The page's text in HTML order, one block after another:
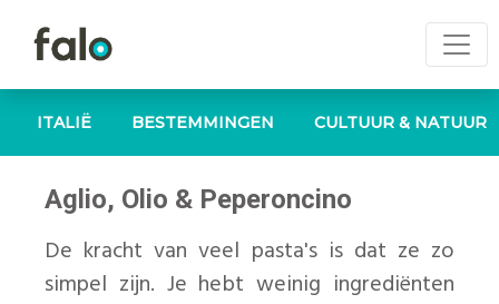
ITALIË BESTEMMINGEN CULTUUR & NATUUR
Aglio, Olio & Peperoncino
De kracht van veel pasta's is dat ze zo
simpel zijn. Je hebt weinig ingrediënten